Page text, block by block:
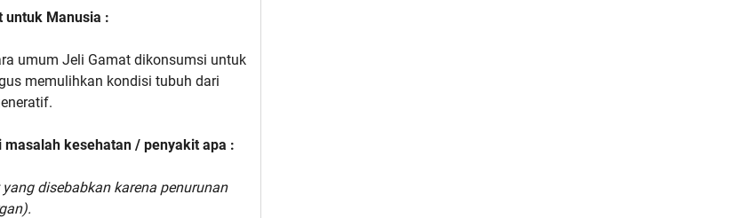
untuk Manusia :
umum Jeli Gamat dikonsumsi untuk
memulihkan kondisi tubuh dari
kesehatan / penyakit apa :
disebabkan karena penurunan